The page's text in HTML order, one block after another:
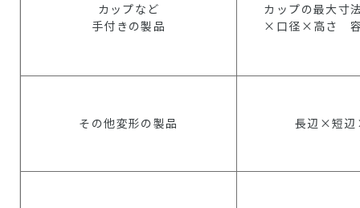
カップなど
手付きの製品
カップの最大寸
×口径×高さ 容
その他変形の製品 長辺×短